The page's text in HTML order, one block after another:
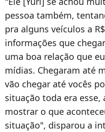
pessoa também,
pra alguns veículos a
informações que
uma boa relação que
mídias. Chegaram até
vão chegar até vocês
situação toda era esse,
mostrar o que
situação", disparou a